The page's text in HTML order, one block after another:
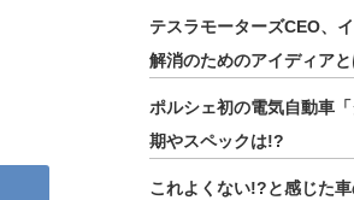
テスラモーターズCEO、
解消のためのアイディア
ポルシェ初の電気自動車
期やスペックは!?
これよくない!?と感じた